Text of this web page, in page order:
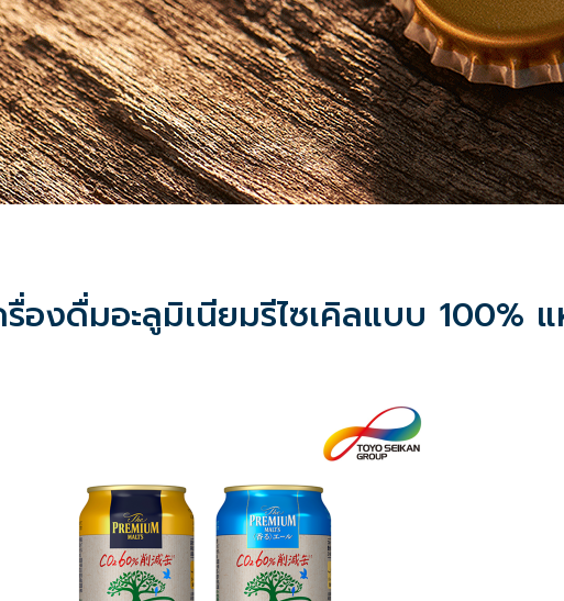
องดื่มอะลูมิเนียมรีไซเคิลแบบ 100%